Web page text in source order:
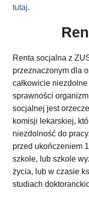
tutaj.
Renta socjalna z
przeznaczonym dla
całkowicie
sprawności
socjalnej jest
komisji lekarskiej,
niezdolność do
przed ukończeniem
szkole, lub szkole
życia, lub w czasie
studiach